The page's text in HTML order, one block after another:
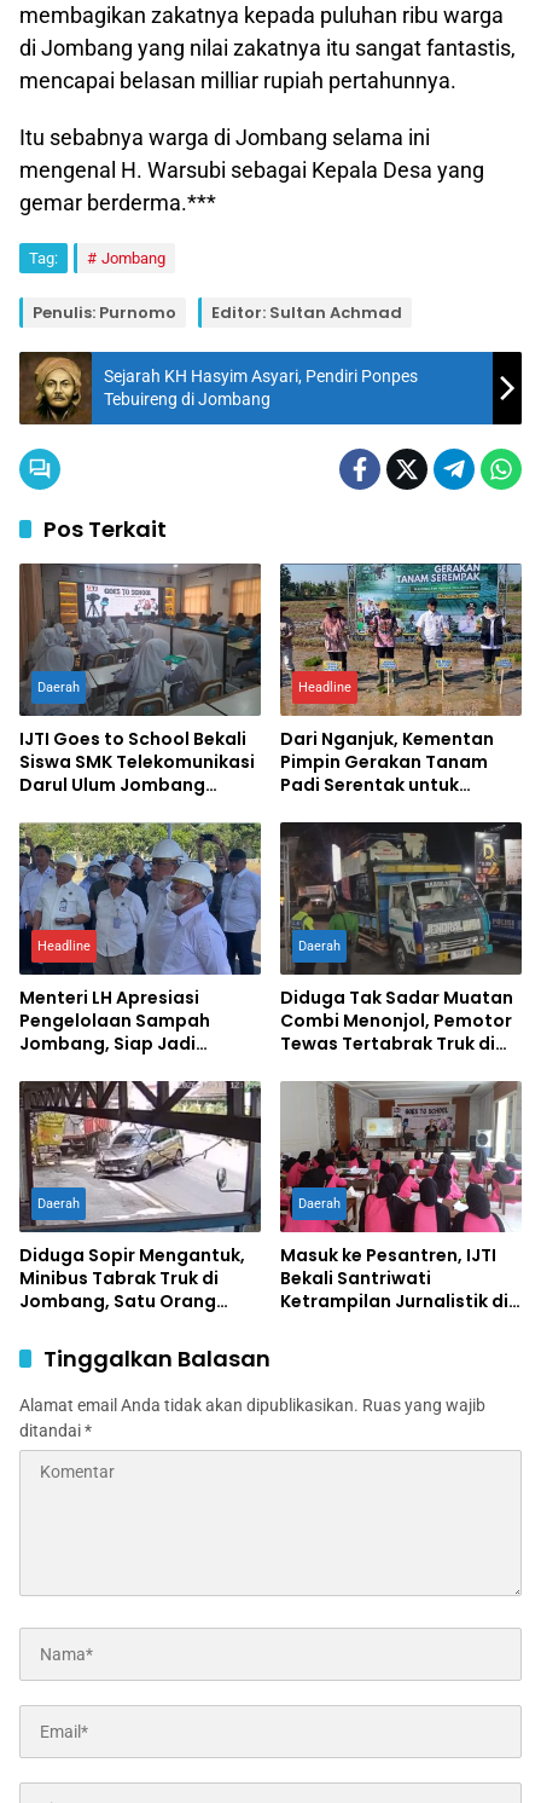
membagikan zakatnya kepada puluhan ribu warga
di Jombang yang nilai zakatnya itu sangat fantastis,
mencapai belasan milliar rupiah pertahunnya.
Itu sebabnya warga di Jombang selama ini
mengenal H. Warsubi sebagai Kepala Desa yang
gemar berderma.***
Tag: Jombang
Penulis: Purnomo Editor: Sultan Achmad
Sejarah KH Hasyim Asyari, Pendiri Ponpes
Tebuireng di Jombang
Pos Terkait
Daerah
IJTI Goes to School Bekali
Siswa SMK Telekomunikasi
Darul Ulum Jombang
Headline
Dari Nganjuk, Kementan
Pimpin Gerakan Tanam
Padi Serentak untuk
Pangan
Headline
Menteri LH Apresiasi
Pengelolaan Sampah
Jombang, Siap Jadi
Daerah
Diduga Tak Sadar Muatan
Combi Menonjol, Pemotor
Tewas Tertabrak Truk di
Daerah
Diduga Sopir Mengantuk,
Minibus Tabrak Truk di
Jombang, Satu Orang
Daerah
Masuk ke Pesantren, IJTI
Bekali Santriwati
Ketrampilan Jurnalistik di
Tinggalkan Balasan
Alamat email Anda tidak akan dipublikasikan. Ruas yang wajib
ditandai*